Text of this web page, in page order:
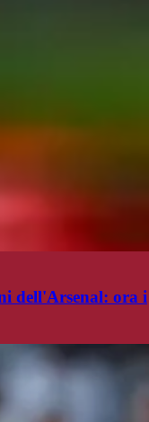
dell'Arsenal: ora i